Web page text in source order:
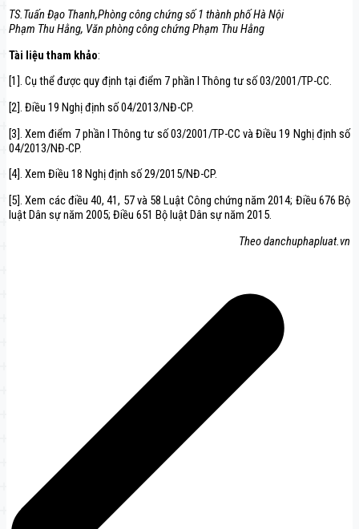
TS.Tuấn Đạo Thanh,Phòng công chứng số 1 thành phố Hà Nội
Phạm Thu Hằng, Văn phòng công chứng Phạm Thu Hằng
Tài liệu tham khảo:
[1]. Cụ thể được quy định tại điểm 7 phần I Thông tư số 03/2001/TP-CC.
[2]. Điều 19 Nghị định số 04/2013/NĐ-CP.
[3]. Xem điểm 7 phần I Thông tư số 03/2001/TP-CC và Điều 19 Nghị định số
04/2013/NĐ-CP.
[4]. Xem Điều 18 Nghị định số 29/2015/NĐ-CP.
[5]. Xem các điều 40, 41, 57 và 58 Luật Công chứng năm 2014; Điều 676 Bộ
luật Dân sự năm 2005; Điều 651 Bộ luật Dân sự năm 2015.
Theo danchuphapluat.vn